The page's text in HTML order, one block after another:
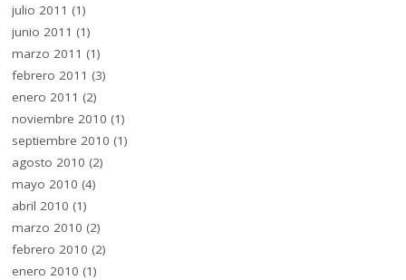
julio 2011 (1)
junio 2011 (1)
marzo 2011 (1)
febrero 2011 (3)
enero 2011 (2)
noviembre 2010 (1)
septiembre 2010 (1)
agosto 2010 (2)
mayo 2010 (4)
abril 2010 (1)
marzo 2010 (2)
febrero 2010 (2)
enero 2010 (1)